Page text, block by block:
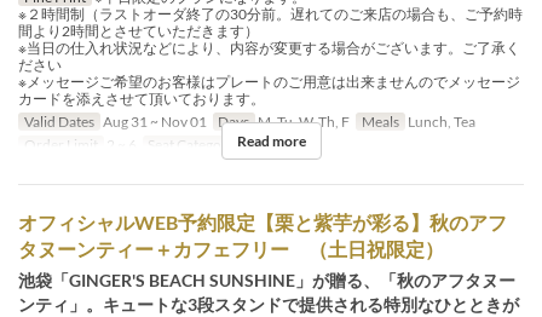
※２時間制（ラストオーダ終了の30分前。遅れてのご来店の場合も、ご予約時
間より2時間とさせていただきます）
※当日の仕入れ状況などにより、内容が変更する場合がございます。ご了承く
ださい
※メッセージご希望のお客様はプレートのご用意は出来ませんのでメッセージ
カードを添えさせて頂いております。
Valid Dates Aug 31 ~ Nov 01 Days M, Tu, W, Th, F Meals Lunch, Tea
Order Limit
2 ~ 6 Seat Category Table Seat
Read more
オフィシャルWEB予約限定【栗と紫芋が彩る】秋のアフ
タヌーンティー＋カフェフリー （土日祝限定）
池袋「GINGER'S BEACH SUNSHINE」が贈る、「秋のアフタヌー
ンティ」。キュートな3段スタンドで提供される特別なひとときが